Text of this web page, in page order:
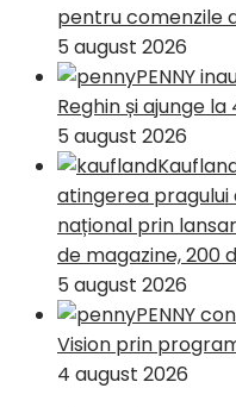
pentru comenzile
5 august 2026
PENNY
Reghin și ajunge
5 august 2026
atingerea pragului
național prin
de magazine, 200
5 august 2026
PENNY
Vision prin
4 august 2026